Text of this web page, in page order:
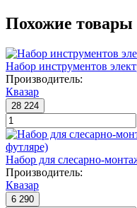
Похожие товары
Набор инструментов
Производитель:
Квазар
28 224
Набор для слесарно-
Производитель:
Квазар
6 290